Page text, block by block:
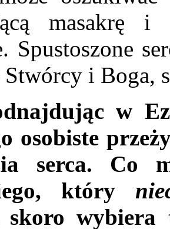
masakrę
Spustoszone
i Boga,
w
osobiste
serca. Co
który
skoro wybiera